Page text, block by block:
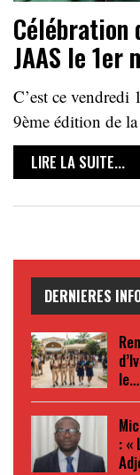
Célébration
JAAS le
C’est ce vendredi
9ème édition de
LIRE LA SUITE...
DERNIERES
le…
: «